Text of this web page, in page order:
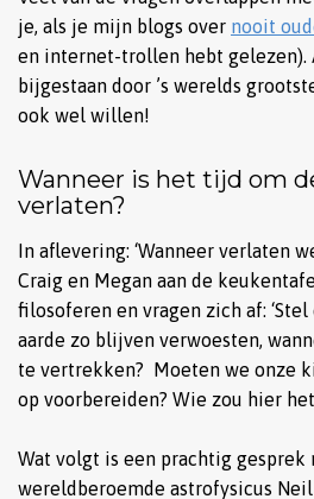
je, als je mijn blogs over nooit
en internet-trollen hebt
bijgestaan door ’s werelds
ook wel willen!
Wanneer is het tijd om
verlaten?
In aflevering: ‘Wanneer verlaten
Craig en Megan aan de
filosoferen en vragen zich af:
aarde zo blijven verwoesten,
te vertrekken? Moeten we onze
op voorbereiden? Wie zou hier
Wat volgt is een prachtig gesprek
wereldberoemde astrofysicus Neil